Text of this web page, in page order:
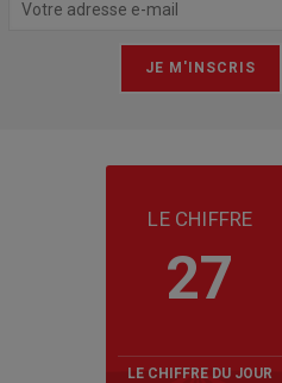
LE CHIFFRE
27
LE CHIFFRE DU JOUR